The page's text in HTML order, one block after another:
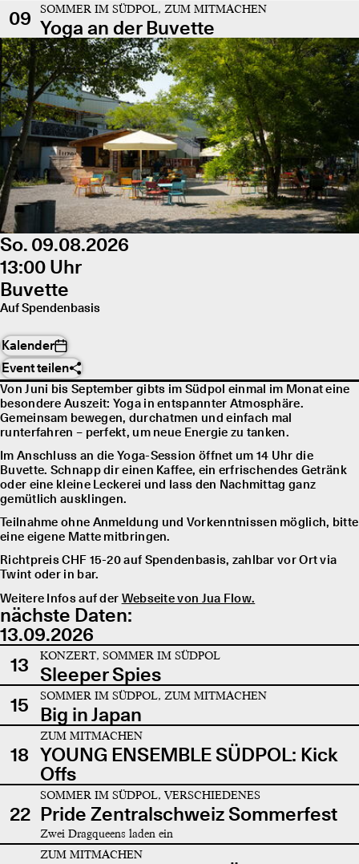
09
SOMMER IM SÜDPOL, ZUM MITMACHEN
Yoga an der Buvette
So. 09.08.2026
13:00 Uhr
Buvette
Auf Spendenbasis
Kalender
Event teilen
Von Juni bis September gibts im Südpol einmal im Monat eine
besondere Auszeit: Yoga in entspannter Atmosphäre.
Gemeinsam bewegen, durchatmen und einfach mal
runterfahren – perfekt, um neue Energie zu tanken.
Im Anschluss an die Yoga-Session öffnet um 14 Uhr die
Buvette. Schnapp dir einen Kaffee, ein erfrischendes Getränk
oder eine kleine Leckerei und lass den Nachmittag ganz
gemütlich ausklingen.
Teilnahme ohne Anmeldung und Vorkenntnissen möglich, bitte
eine eigene Matte mitbringen.
Richtpreis CHF 15-20 auf Spendenbasis, zahlbar vor Ort via
Twint oder in bar.
Weitere Infos auf der Webseite von Jua Flow.
nächste Daten:
13.09.2026
13
KONZERT, SOMMER IM SÜDPOL
Sleeper Spies
15
SOMMER IM SÜDPOL, ZUM MITMACHEN
Big in Japan
18
ZUM MITMACHEN
YOUNG ENSEMBLE SÜDPOL: Kick
Offs
22
SOMMER IM SÜDPOL, VERSCHIEDENES
Pride Zentralschweiz Sommerfest
Zwei Dragqueens laden ein
ZUM MITMACHEN